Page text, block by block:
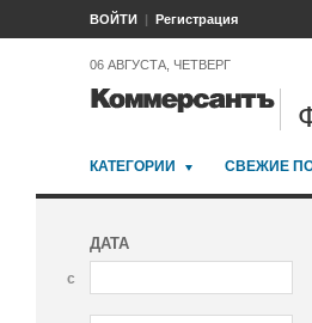
ВОЙТИ Регистрация
06 АВГУСТА, ЧЕТВЕРГ
КАТЕГОРИИ СВЕЖИЕ
ДАТА
с